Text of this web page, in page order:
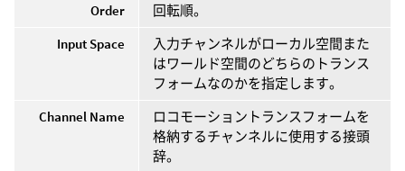
Order
回転順。
Input Space
入力チャンネルがローカル空間また
はワールド空間のどちらのトランス
フォームなのかを指定します。
Channel Name
ロコモーショントランスフォームを
格納するチャンネルに使用する接頭
辞。